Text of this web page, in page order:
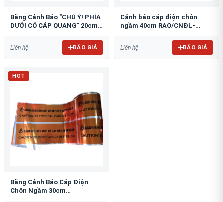
Băng Cảnh Báo "CHÚ Ý! PHÍA
DƯỚI CÓ CÁP QUANG" 20cm
Liên hệ BÁO GIÁ
Cảnh báo cáp điện chôn
ngầm 40cm RAO/CNĐL-
Liên hệ BÁO GIÁ
HOT
Băng Cảnh Báo Cáp Điện
Chôn Ngầm 30cm